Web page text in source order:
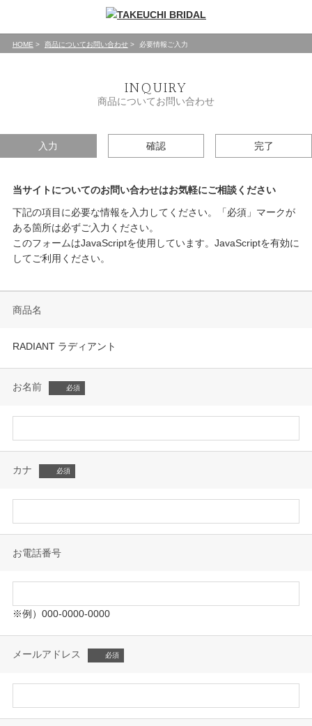
HOME 商品についてお問い合わせ 必要情報ご入力
INQUIRY
商品についてお問い合わせ
入力 確認 完了
当サイトについてのお問い合わせはお気軽にご相談ください
下記の項目に必要な情報を入力してください。「必須」マークが
ある箇所は必ずご入力ください。
このフォームはJavaScriptを使用しています。JavaScriptを有効に
してご利用ください。
商品名
RADIANT ラディアント
お名前
カナ
お電話番号
※例）000-0000-0000
メールアドレス